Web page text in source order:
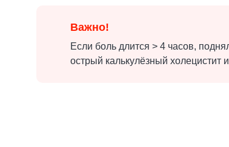
Важно!
Если боль длится > 4 часов,
острый калькулёзный холецистит